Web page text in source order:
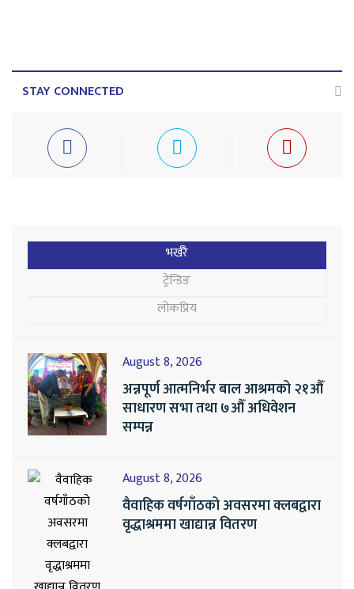
STAY CONNECTED
भर्खरै
ट्रेन्डिङ
लोकप्रिय
August 8, 2026
अन्नपूर्ण आत्मनिर्भर बाल आश्रमको २१औँ
साधारण सभा तथा ७औँ अधिवेशन
सम्पन्न
August 8, 2026
वैवाहिक वर्षगाँठको अवसरमा क्लबद्वारा
वृद्धाश्रममा खाद्यान्न वितरण